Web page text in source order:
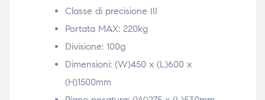
Classe di precisione III
Portata MAX: 220kg
Divisione: 100g
Dimensioni: (W)450 x (L)600 x
(H)1500mm